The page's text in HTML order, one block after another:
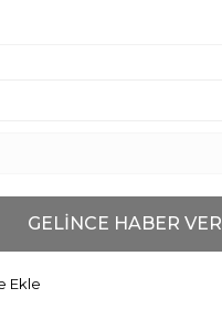
GELİNCE HABER VER